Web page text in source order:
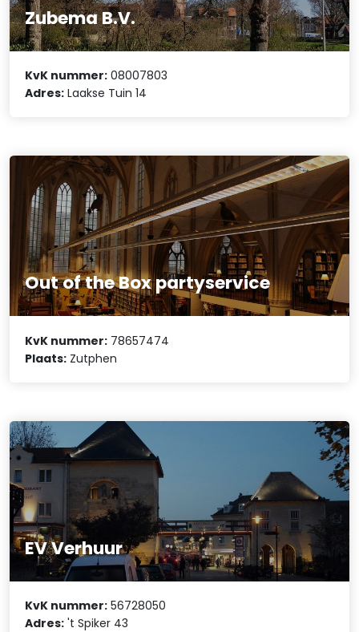
Zubema B.V.
KvK nummer: 08007803
Adres: Laakse Tuin 14
Out of the Box partyservice
KvK nummer: 78657474
Plaats: Zutphen
EV Verhuur
KvK nummer: 56728050
Adres: 't Spiker 43